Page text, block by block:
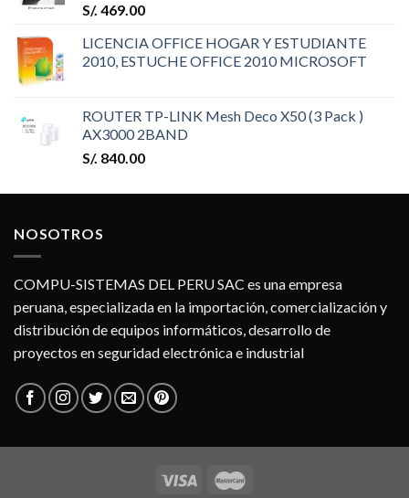
S/. 469.00
LICENCIA OFFICE HOGAR Y ESTUDIANTE
2010, ESTUCHE OFFICE 2010 MICROSOFT
ROUTER TP-LINK Mesh Deco X50 (3 Pack )
AX3000 2BAND
S/. 840.00
NOSOTROS
COMPU-SISTEMAS DEL PERU SAC es una empresa
peruana, especializada en la importación, comercialización y
distribución de equipos informáticos, desarrollo de
proyectos en seguridad electrónica e industrial